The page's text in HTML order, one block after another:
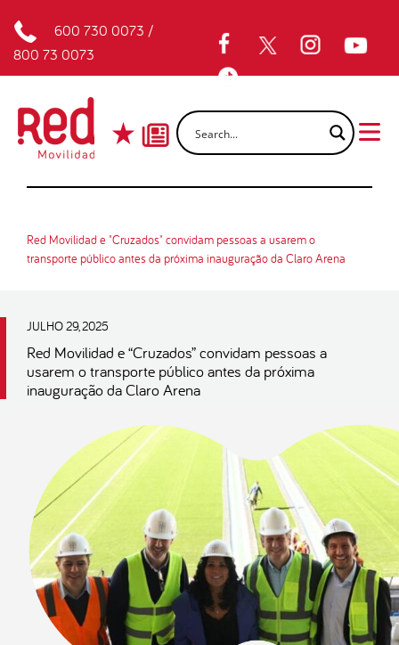
600 730 0073 /
800 73 0073
Red Movilidad e "Cruzados" convidam pessoas a usarem o
transporte público antes da próxima inauguração da Claro Arena
JULHO 29, 2025
Red Movilidad e “Cruzados” convidam pessoas a
usarem o transporte público antes da próxima
inauguração da Claro Arena